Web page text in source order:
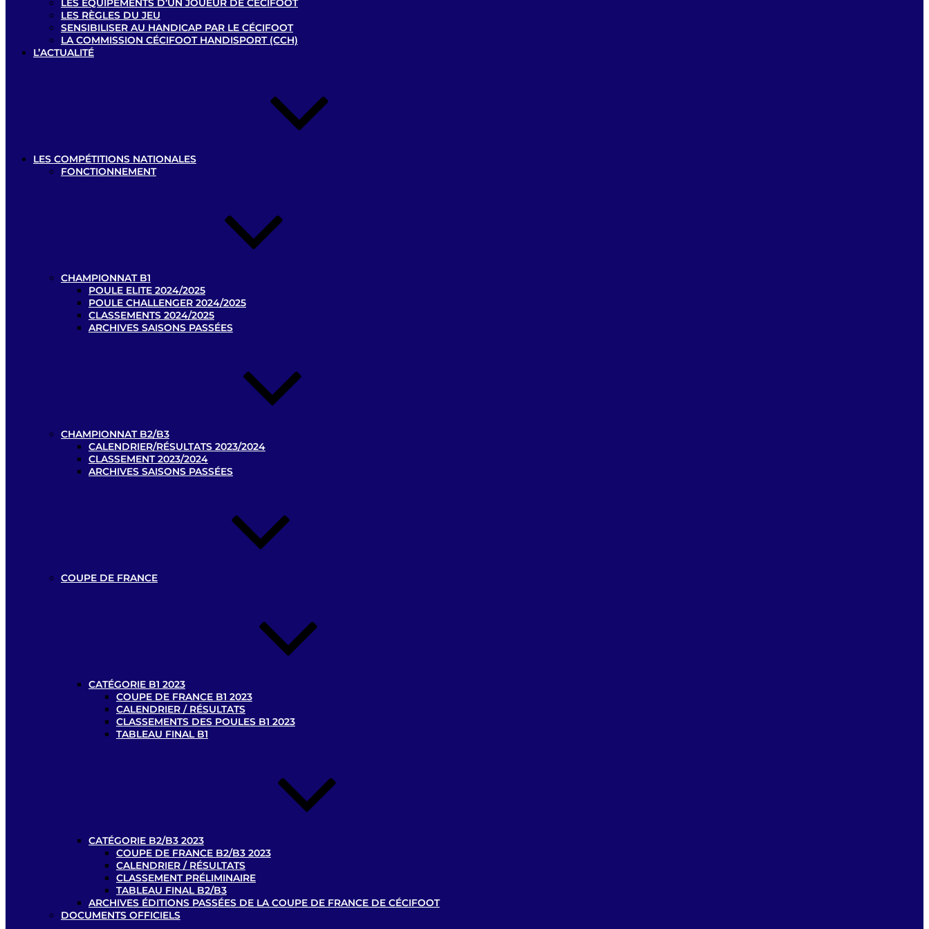
LES ÉQUIPEMENTS D’UN JOUEUR DE CÉCIFOOT
LES RÈGLES DU JEU
SENSIBILISER AU HANDICAP PAR LE CÉCIFOOT
LA COMMISSION CÉCIFOOT HANDISPORT (CCH)
L’ACTUALITÉ
LES COMPÉTITIONS NATIONALES
FONCTIONNEMENT
CHAMPIONNAT B1
POULE ELITE 2024/2025
POULE CHALLENGER 2024/2025
CLASSEMENTS 2024/2025
ARCHIVES SAISONS PASSÉES
CHAMPIONNAT B2/B3
CALENDRIER/RÉSULTATS 2023/2024
CLASSEMENT 2023/2024
ARCHIVES SAISONS PASSÉES
COUPE DE FRANCE
CATÉGORIE B1 2023
COUPE DE FRANCE B1 2023
CALENDRIER / RÉSULTATS
CLASSEMENTS DES POULES B1 2023
TABLEAU FINAL B1
CATÉGORIE B2/B3 2023
COUPE DE FRANCE B2/B3 2023
CALENDRIER / RÉSULTATS
CLASSEMENT PRÉLIMINAIRE
TABLEAU FINAL B2/B3
ARCHIVES ÉDITIONS PASSÉES DE LA COUPE DE FRANCE DE CÉCIFOOT
DOCUMENTS OFFICIELS